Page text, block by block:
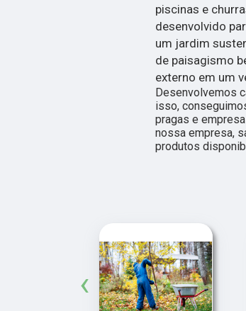
piscinas e
desenvolvido
um jardim
de paisagismo
externo em um
Desenvolvemos
isso,
pragas e
nossa empresa,
produtos
‹